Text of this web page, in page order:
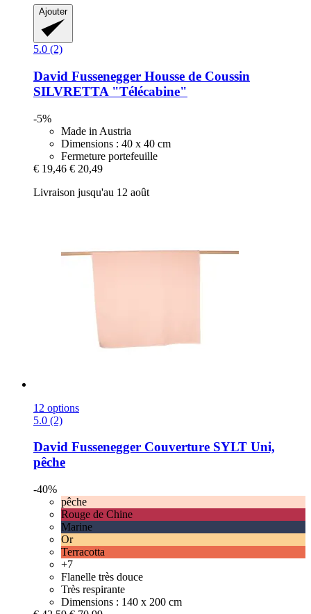
Ajouter
5.0 (2)
David Fussenegger Housse de Coussin
SILVRETTA "Télécabine"
-5%
Made in Austria
Dimensions : 40 x 40 cm
Fermeture portefeuille
€ 19,46 € 20,49
Livraison jusqu'au 12 août
12 options
5.0 (2)
David Fussenegger Couverture SYLT Uni,
pêche
-40%
pêche
Rouge de Chine
Marine
Or
Terracotta
+7
Flanelle très douce
Très respirante
Dimensions : 140 x 200 cm